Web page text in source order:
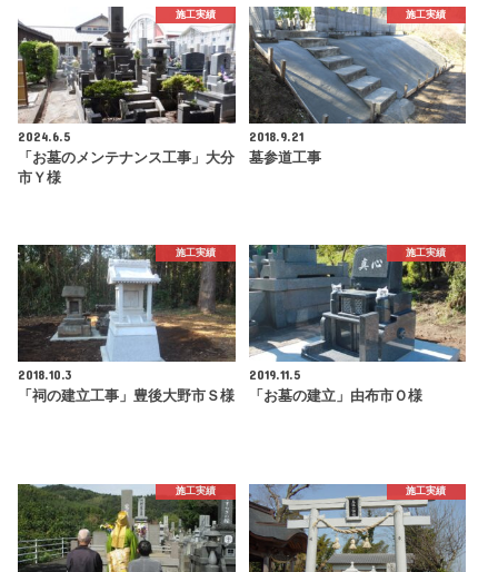
施工実績
2024.6.5
「お墓のメンテナンス工事」大分
市Ｙ様
施工実績
2018.9.21
墓参道工事
施工実績
2018.10.3
「祠の建立工事」豊後大野市Ｓ様
施工実績
2019.11.5
「お墓の建立」由布市Ｏ様
施工実績 施工実績